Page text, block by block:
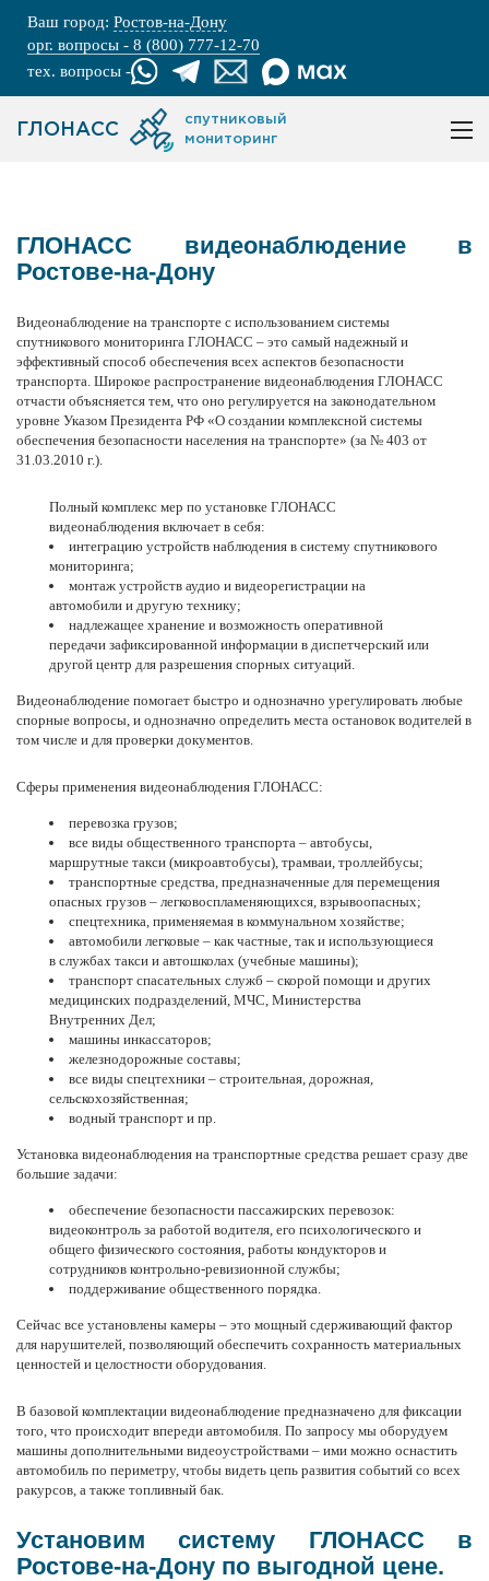
Ваш город: Ростов-на-Дону
орг. вопросы - 8 (800) 777-12-70
тех. вопросы -
ГЛОНАСС
спутниковый
мониторинг
ГЛОНАСС видеонаблюдение в
Ростове-на-Дону
Видеонаблюдение на транспорте с использованием системы
спутникового мониторинга ГЛОНАСС – это самый надежный и
эффективный способ обеспечения всех аспектов безопасности
транспорта. Широкое распространение видеонаблюдения ГЛОНАСС
отчасти объясняется тем, что оно регулируется на законодательном
уровне Указом Президента РФ «О создании комплексной системы
обеспечения безопасности населения на транспорте» (за № 403 от
31.03.2010 г.).
Полный комплекс мер по установке ГЛОНАСС
видеонаблюдения включает в себя:
интеграцию устройств наблюдения в систему спутникового
мониторинга;
монтаж устройств аудио и видеорегистрации на
автомобили и другую технику;
надлежащее хранение и возможность оперативной
передачи зафиксированной информации в диспетчерский или
другой центр для разрешения спорных ситуаций.
Видеонаблюдение помогает быстро и однозначно урегулировать любые
спорные вопросы, и однозначно определить места остановок водителей в
том числе и для проверки документов.
Сферы применения видеонаблюдения ГЛОНАСС:
перевозка грузов;
все виды общественного транспорта – автобусы,
маршрутные такси (микроавтобусы), трамваи, троллейбусы;
транспортные средства, предназначенные для перемещения
опасных грузов – легковоспламеняющихся, взрывоопасных;
спецтехника, применяемая в коммунальном хозяйстве;
автомобили легковые – как частные, так и использующиеся
в службах такси и автошколах (учебные машины);
транспорт спасательных служб – скорой помощи и других
медицинских подразделений, МЧС, Министерства
Внутренних Дел;
машины инкассаторов;
железнодорожные составы;
все виды спецтехники – строительная, дорожная,
сельскохозяйственная;
водный транспорт и пр.
Установка видеонаблюдения на транспортные средства решает сразу две
большие задачи:
обеспечение безопасности пассажирских перевозок:
видеоконтроль за работой водителя, его психологического и
общего физического состояния, работы кондукторов и
сотрудников контрольно-ревизионной службы;
поддерживание общественного порядка.
Сейчас все установлены камеры – это мощный сдерживающий фактор
для нарушителей, позволяющий обеспечить сохранность материальных
ценностей и целостности оборудования.
В базовой комплектации видеонаблюдение предназначено для фиксации
того, что происходит впереди автомобиля. По запросу мы оборудуем
машины дополнительными видеоустройствами – ими можно оснастить
автомобиль по периметру, чтобы видеть цепь развития событий со всех
ракурсов, а также топливный бак.
Установим систему ГЛОНАСС в
Ростове-на-Дону по выгодной цене.